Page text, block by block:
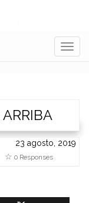
23 agosto, 2019
0 Responses